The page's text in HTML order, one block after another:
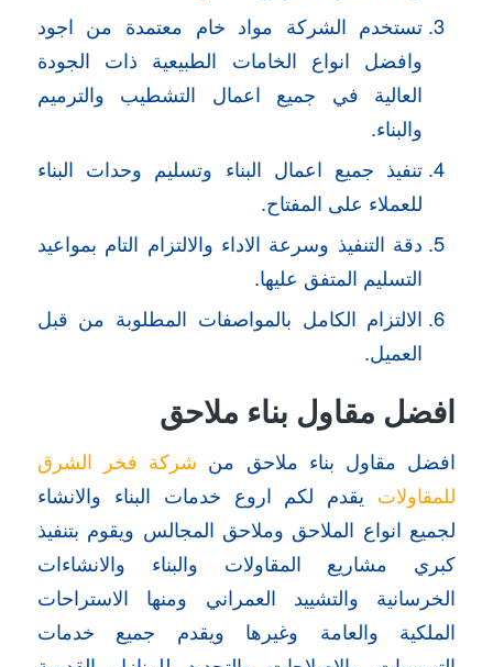
تستخدم الشركة مواد خام معتمدة من اجود
وافضل انواع الخامات الطبيعية ذات الجودة
العالية في جميع اعمال التشطيب والترميم
والبناء.
تنفيذ جميع اعمال البناء وتسليم وحدات البناء
للعملاء على المفتاح.
دقة التنفيذ وسرعة الاداء والالتزام التام بمواعيد
التسليم المتفق عليها.
الالتزام الكامل بالمواصفات المطلوبة من قبل
العميل.
افضل مقاول بناء ملاحق
افضل مقاول بناء ملاحق من شركة فخر الشرق
للمقاولات يقدم لكم اروع خدمات البناء والانشاء
لجميع انواع الملاحق وملاحق المجالس ويقوم بتنفيذ
كبري مشاريع المقاولات والبناء والانشاءات
الخرسانية والتشييد العمراني ومنها الاستراحات
الملكية والعامة وغيرها ويقدم جميع خدمات